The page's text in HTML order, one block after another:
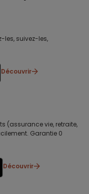
les, suivez-les,
Découvrir
(assurance vie, retraite,
Garantie 0
Découvrir